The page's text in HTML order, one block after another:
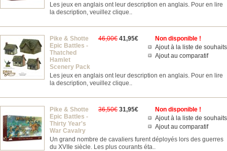
Les jeux en anglais ont leur description en anglais. Pour en lire
la description, veuillez clique..
Non disponible !
Ajout à la liste de souhaits
Ajout au comparatif
46,00€ 41,95€
Pike & Shotte
Epic Battles -
Thatched
Hamlet
Scenery Pack
Les jeux en anglais ont leur description en anglais. Pour en lire
la description, veuillez clique..
Non disponible !
Ajout à la liste de souhaits
Ajout au comparatif
36,50€ 31,95€
Pike & Shotte
Epic Battles -
Thirty Year's
War Cavalry
Un grand nombre de cavaliers furent déployés lors des guerres
du XVIIe siècle. Les plus courants éta..